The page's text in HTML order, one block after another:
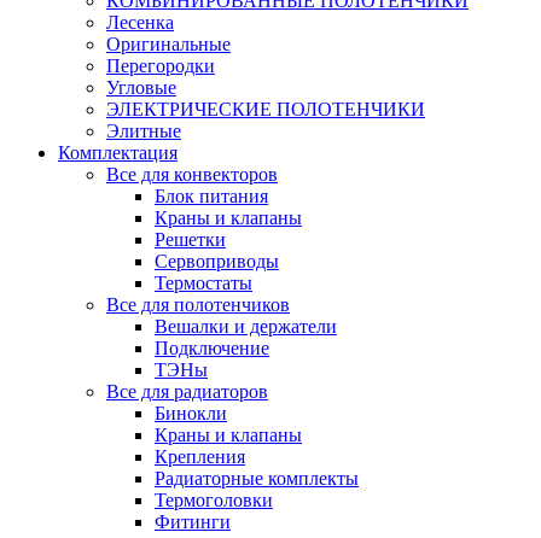
Лесенка
Оригинальные
Перегородки
Угловые
ЭЛЕКТРИЧЕСКИЕ ПОЛОТЕНЧИКИ
Элитные
Комплектация
Все для конвекторов
Блок питания
Краны и клапаны
Решетки
Сервоприводы
Термостаты
Все для полотенчиков
Вешалки и держатели
Подключение
ТЭНы
Все для радиаторов
Бинокли
Краны и клапаны
Крепления
Радиаторные комплекты
Термоголовки
Фитинги